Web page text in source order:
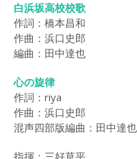
白浜坂高校校歌
作詞：橋本昌和
作曲：浜口史郎
編曲：田中達也
心の旋律
作詞：riya
作曲：浜口史郎
混声四部版編曲：田中達也